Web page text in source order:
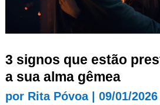
3 signos que estão
a sua alma gêmea
por Rita Póvoa| 09/01/